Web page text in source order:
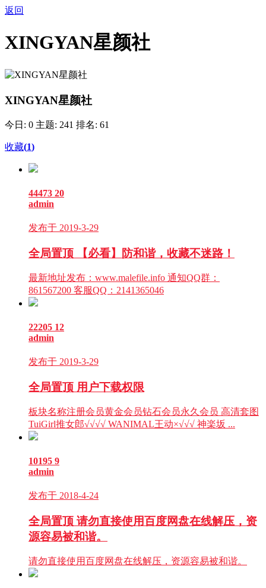
返回
XINGYAN星颜社
XINGYAN星颜社
今日: 0 主题: 241 排名: 61
收藏(1)
44473 20
admin
发布于 2019-3-29
全局置顶 【必看】防和谐，收藏不迷路！
最新地址发布：www.malefile.info 通知QQ群：
861567200 客服QQ：2141365046
22205 12
admin
发布于 2019-3-29
全局置顶 用户下载权限
板块名称注册会员黄金会员钻石会员永久会员 高清套图
TuiGirl推女郎√√√√ WANIMAL王动×√√√ 神楽坂 ...
10195 9
admin
发布于 2018-4-24
全局置顶 请勿直接使用百度网盘在线解压，资
源容易被和谐。
请勿直接使用百度网盘在线解压，资源容易被和谐。